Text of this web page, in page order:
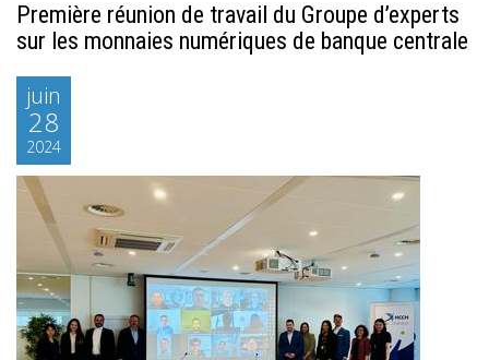
Première réunion de travail du Groupe d’experts
sur les monnaies numériques de banque centrale
juin
28
2024